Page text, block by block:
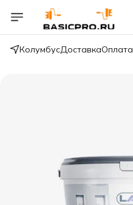
КолумбусДоставкаОплата